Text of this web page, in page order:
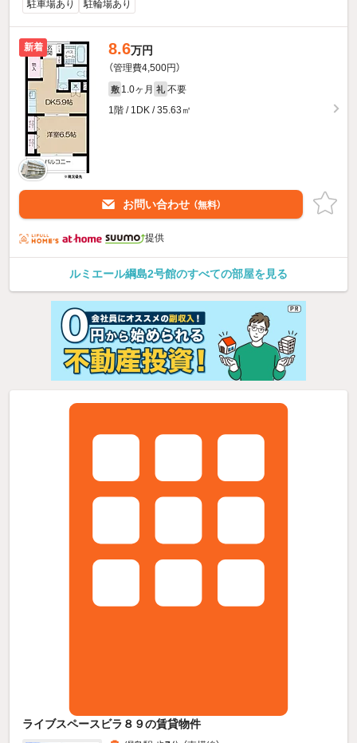
駐車場あり 駐輪場あり
新着 8.6万円
（管理費4,500円）
敷 1.0ヶ月 礼 不要
1階 / 1DK / 35.63㎡
お問い合わせ （無料）
提供
ルミエール綱島2号館のすべての部屋を見る
ライブスペースビラ８９の賃貸物件